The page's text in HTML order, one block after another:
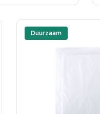
Duurzaam